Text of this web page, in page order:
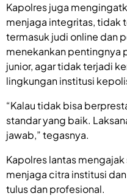
Kapolres juga
menjaga integritas, tidak
termasuk judi online dan
menekankan pentingnya
junior, agar tidak terjadi
lingkungan institusi
“Kalau tidak bisa
standar yang baik.
jawab,” tegasnya.
Kapolres lantas
menjaga citra institusi
tulus dan profesional.